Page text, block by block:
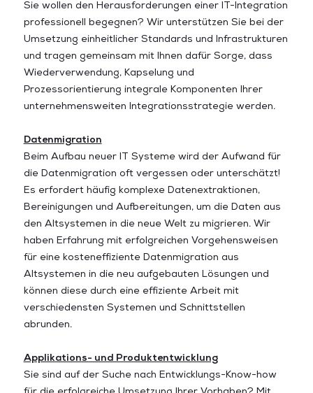
Sie wollen den Herausforderungen einer IT-Integration
professionell begegnen? Wir unterstützen Sie bei der
Umsetzung einheitlicher Standards und Infrastrukturen
und tragen gemeinsam mit Ihnen dafür Sorge, dass
Wiederverwendung, Kapselung und
Prozessorientierung integrale Komponenten Ihrer
unternehmensweiten Integrationsstrategie werden.
Datenmigration
Beim Aufbau neuer IT Systeme wird der Aufwand für
die Datenmigration oft vergessen oder unterschätzt!
Es erfordert häufig komplexe Datenextraktionen,
Bereinigungen und Aufbereitungen, um die Daten aus
den Altsystemen in die neue Welt zu migrieren. Wir
haben Erfahrung mit erfolgreichen Vorgehensweisen
für eine kosteneffiziente Datenmigration aus
Altsystemen in die neu aufgebauten Lösungen und
können diese durch eine effiziente Arbeit mit
verschiedensten Systemen und Schnittstellen
abrunden.
Applikations- und Produktentwicklung
Sie sind auf der Suche nach Entwicklungs-Know-how